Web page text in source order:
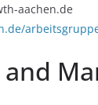
aachen.de